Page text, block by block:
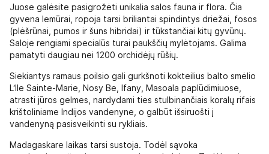
Juose galėsite pasigrožėti unikalia salos fauna ir flora. Čia
gyvena lemūrai, ropoja tarsi briliantai spindintys driežai, fosos
(plėšrūnai, pumos ir šuns hibridai) ir tūkstančiai kitų gyvūnų.
Saloje rengiami specialūs turai paukščių mylėtojams. Galima
pamatyti daugiau nei 1200 orchidėjų rūšių.
Siekiantys ramaus poilsio gali gurkšnoti kokteilius balto smėlio
L‘Ile Sainte-Marie, Nosy Be, Ifany, Masoala paplūdimiuose,
atrasti jūros gelmes, nardydami ties stulbinančiais koralų rifais
krištoliniame Indijos vandenyne, o galbūt išsiruošti į
vandenyną pasisveikinti su rykliais.
Madagaskare laikas tarsi sustoja. Todėl sąvoka